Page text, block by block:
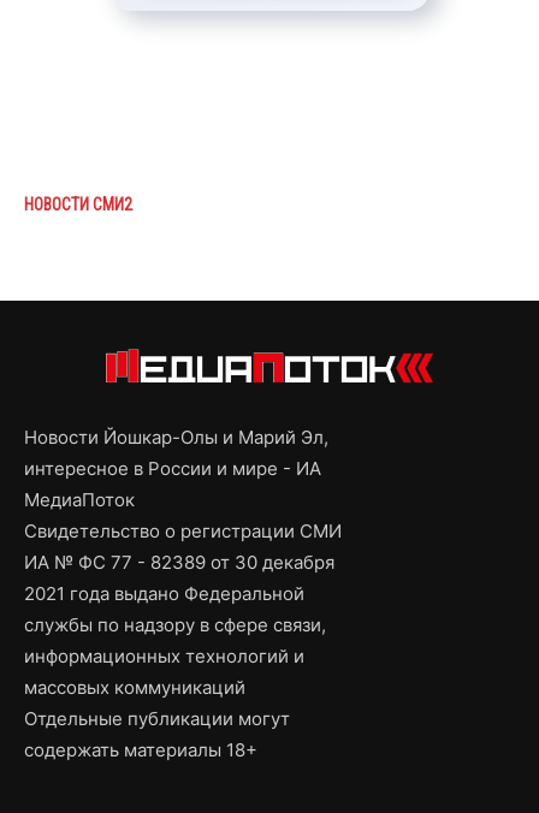
НОВОСТИ СМИ2
Новости Йошкар-Олы и Марий Эл,
интересное в России и мире - ИА
МедиаПоток
Свидетельство о регистрации СМИ
ИА № ФС 77 - 82389 от 30 декабря
2021 года выдано Федеральной
службы по надзору в сфере связи,
информационных технологий и
массовых коммуникаций
Отдельные публикации могут
содержать материалы 18+